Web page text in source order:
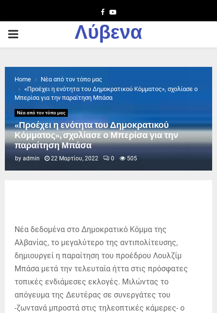
Facebook
Youtube
PRIMARY
Λύβενα
Home
Νέα από τον τόπο μας
«Προέχει η ενότητα του Δημοκρατικού Κόμματος», σχολίασε ο
Μπερίσα για την παραίτηση Μπάσα
Νέα από τον τόπο μας
«Προέχει η ενότητα του Δημοκρατικού
Κόμματος», σχολίασε ο Μπερίσα για την
παραίτηση Μπάσα
by admin 22 Μαρτίου, 2022 0 505
Νέα δεδομένα στο Δημοκρατικό Κόμμα της
Αλβανίας, το μεγαλύτερο της αντιπολίτευσης,
δημιουργεί η παραίτηση του προέδρου Λουλζίμ
Μπάσα μετά την τελευταία ήττα στις πρόσφατες
τοπικές ενδιάμεσες εκλογές. Μιλώντας το
απόγευμα της Δευτέρας σε συνεργάτες του
-ζωντανά μπροστά στις τηλεοπτικές κάμερες- ο